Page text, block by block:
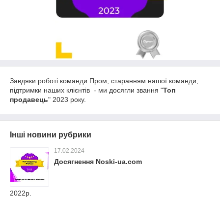
Завдяки роботі команди Пром, старанням нашої команди,
підтримки наших клієнтів - ми досягли звання "Топ
продавець" 2023 року.
Інші новини рубрики
17.02.2024
Досягнення Noski-ua.com
2022р.